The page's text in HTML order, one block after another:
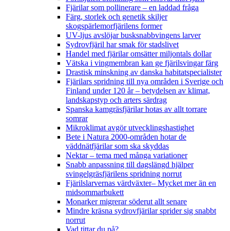
Fjärilar som pollinerare – en laddad fråga
Färg, storlek och genetik skiljer
skogspärlemorfjärilens former
UV-ljus avslöjar busksnabbvingens larver
Sydrovfjäril har smak för stadslivet
Handel med fjärilar omsätter miljontals dollar
Vätska i vingmembran kan ge fjärilsvingar färg
Drastisk minskning av danska habitatspecialister
Fjärilars spridning till nya områden i Sverige och
Finland under 120 år– betydelsen av klimat,
landskapstyp och arters särdrag
Spanska kamgräsfjärilar hotas av allt torrare
somrar
Mikroklimat avgör utvecklingshastighet
Bete i Natura 2000-områden hotar de
väddnätfjärilar som ska skyddas
Nektar – tema med många variationer
Snabb anpassning till dagslängd hjälper
svingelgräsfjärilens spridning norrut
Fjärilslarvernas värdväxter– Mycket mer än en
midsommarbukett
Monarker migrerar söderut allt senare
Mindre kräsna sydrovfjärilar sprider sig snabbt
norrut
Vad tittar du på?